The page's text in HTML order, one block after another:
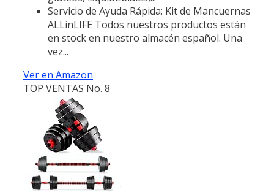
Servicio de Ayuda Rápida: Kit de Mancuernas
ALLinLIFE Todos nuestros productos están
en stock en nuestro almacén español. Una
vez...
Ver en Amazon
TOP VENTAS No. 8